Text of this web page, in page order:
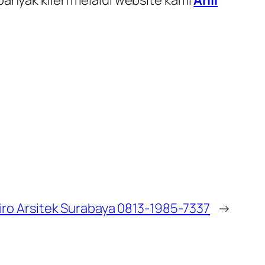
Arsitek Surabaya 0813-1985-7337 →